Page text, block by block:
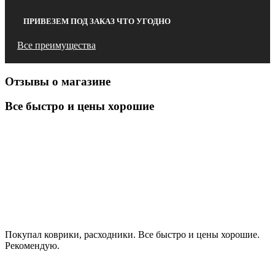
ПРИВЕЗЕМ ПОД ЗАКАЗ ЧТО УГОДНО
Все преимущества
Отзывы о магазине
Все быстро и цены хорошие
Покупал коврики, расходники. Все быстро и цены хорошие.
Рекомендую.